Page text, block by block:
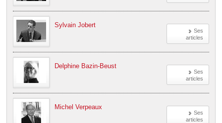
Ses
articles
Sylvain Jobert
Ses
articles
Delphine Bazin-Beust
Ses
articles
Michel Verpeaux